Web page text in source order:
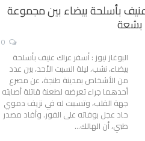
بأسلحة بيضاء بين مجموعة
بشعة
البوغاز نيوز : أسفر عراك عنيف بأسلحة
بيضاء، نشب، ليلة السبت الأحد، بين عدد
من الأشخاص بمدينة طنجة، عن مصرع
أحدهما جراء تعرضه لطعنة قاتلة أصابته
جهة القلب، وتسببت له في نزيف دموي
حاد عجل بوفاته على الفور. وأفاد مصدر
طبي، أن الهالك…